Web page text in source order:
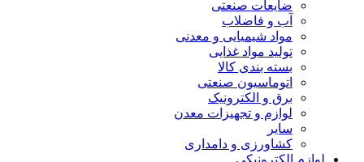
ضایعات صنعتی
آب و فاضلاب
مواد شیمیایی و معدنی
تولید مواد غذایی
بسته بندی کالا
اتوماسیون صنعتی
برق و الکترونیک
لوازم و تجهیزات معدن
سایر
کشاورزی و دامداری